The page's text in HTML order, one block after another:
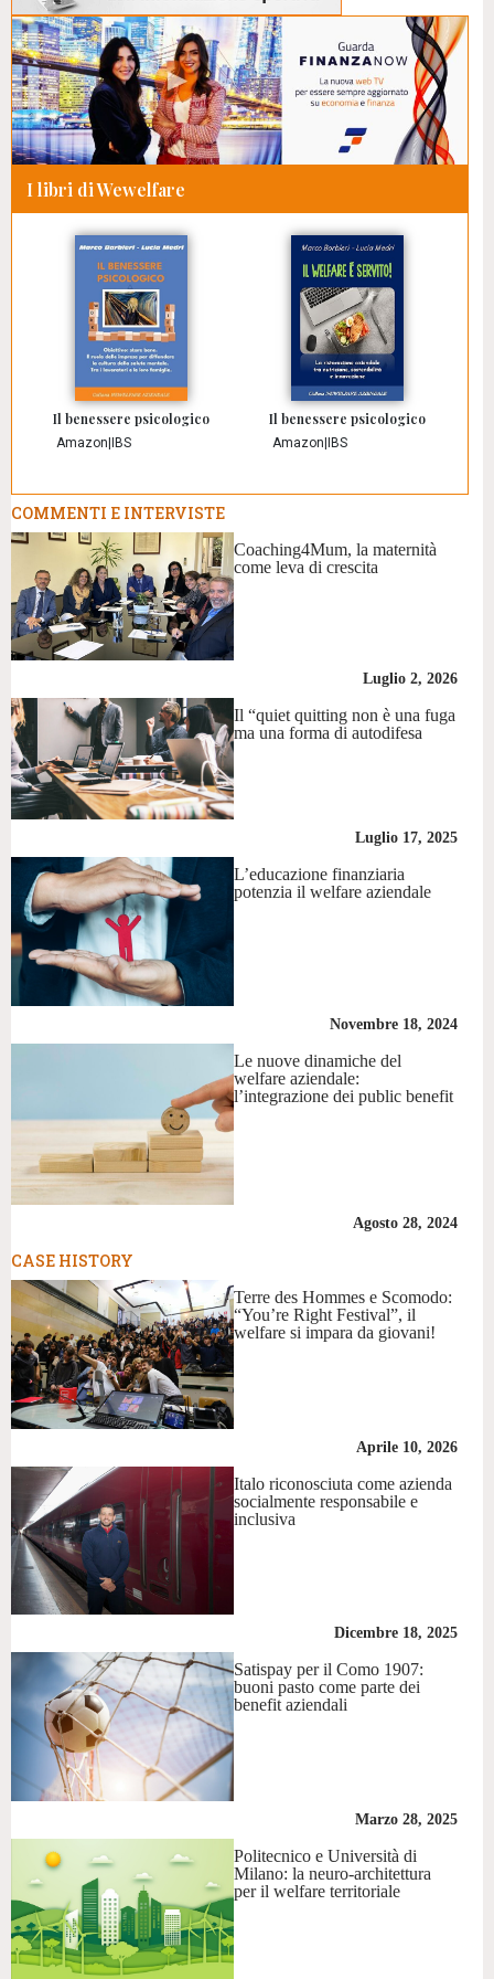
I libri di Wewelfare
Il benessere psicologico
Amazon IBS
Il benessere psicologico
Amazon IBS
COMMENTI E INTERVISTE
Coaching4Mum, la maternità
come leva di crescita
Luglio 2, 2026
Il “quiet quitting non è una fuga
ma una forma di autodifesa
Luglio 17, 2025
L’educazione finanziaria
potenzia il welfare aziendale
Novembre 18, 2024
Le nuove dinamiche del
welfare aziendale:
l’integrazione dei public benefit
Agosto 28, 2024
CASE HISTORY
Terre des Hommes e Scomodo:
“You’re Right Festival”, il
welfare si impara da giovani!
Aprile 10, 2026
Italo riconosciuta come azienda
socialmente responsabile e
inclusiva
Dicembre 18, 2025
Satispay per il Como 1907:
buoni pasto come parte dei
benefit aziendali
Marzo 28, 2025
Politecnico e Università di
Milano: la neuro-architettura
per il welfare territoriale